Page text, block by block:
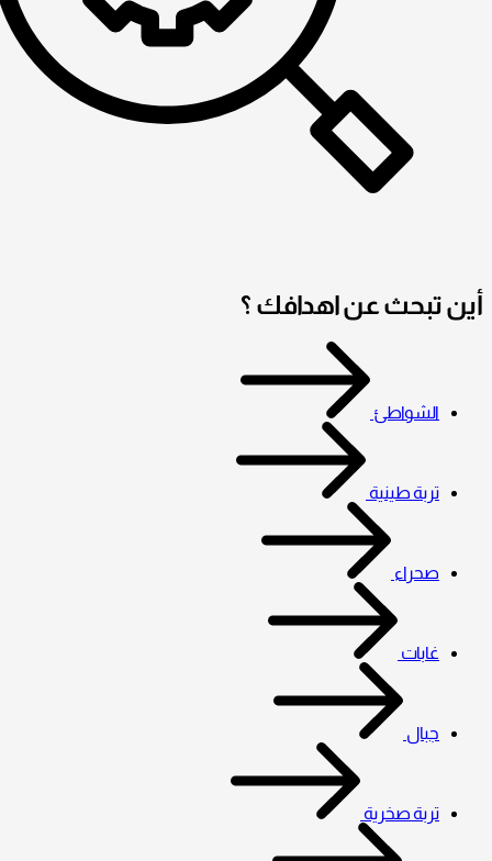
أين تبحث عن اهدافك ؟
الشواطئ
تربة طينية
صحراء
غابات
جبال
تربة صخرية